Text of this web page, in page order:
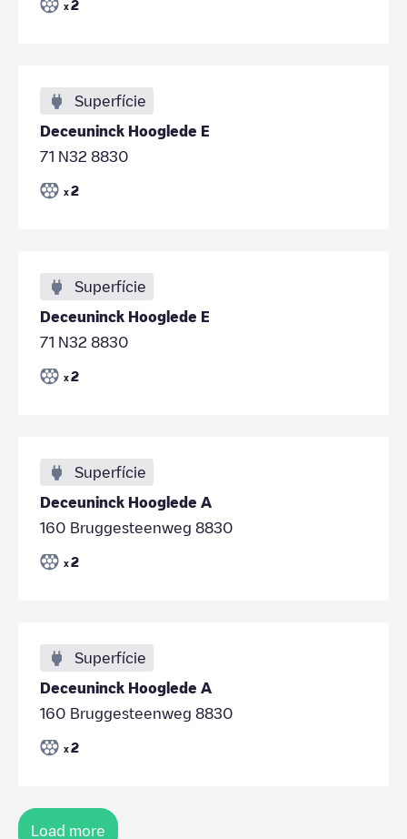
x 2
Superfície
Deceuninck Hooglede E
71 N32 8830
x 2
Superfície
Deceuninck Hooglede E
71 N32 8830
x 2
Superfície
Deceuninck Hooglede A
160 Bruggesteenweg 8830
x 2
Superfície
Deceuninck Hooglede A
160 Bruggesteenweg 8830
x 2
Load more